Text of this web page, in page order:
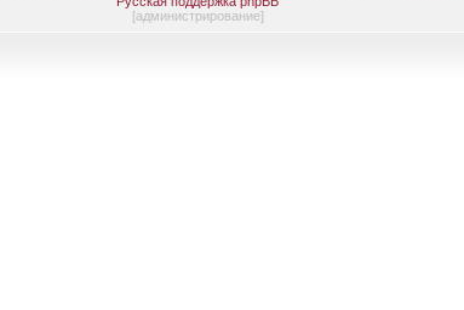
[администрирование]